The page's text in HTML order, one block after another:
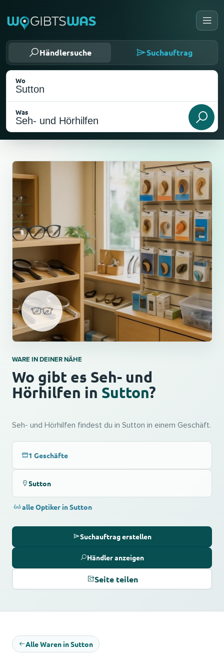
Händlersuche Suchauftrag
Wo
Was
Als meinen Standort wählen
WARE IN DEINER NÄHE
Wo gibt es Seh- und
Hörhilfen in Sutton?
Seh- und Hörhilfen findest du in Sutton in einem Geschäft.
1 Geschäfte
Sutton
alle Optiker in Sutton
Suchauftrag erstellen
Händler anzeigen
Seite teilen
Alle Waren in Sutton